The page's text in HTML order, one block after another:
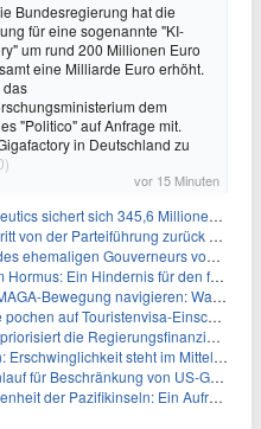
Bundesregierung hat die
für eine sogenannte "KI-
um rund 200 Millionen Euro
eine Milliarde Euro erhöht.
das
dem
"Politico" auf Anfrage mit.
in Deutschland zu
vor 15 Minuten
Dollar in einer erhöhten IPO und ebnet den Weg für nicht-opioide Schmerztherapie
zurück und hebt politische Turbulenzen hervor
hebt die anhaltenden Herausforderungen in der Governance und im Geschäftsumfeld hervor
für den freien Handel und das Investorenvertrauen
navigieren: Was steht für Investoren auf dem Spiel?
Touristenvisa-Einschränkungen für Russen
angesichts des bevorstehenden Ferienbeginns
während die Demokraten auf die Mehrheit im Repräsentantenhaus zielen
Beschränkung von US-Geburtsrecht
Aufruf zu einer stärkeren Haltung gegen Chinas militärische Provokationen